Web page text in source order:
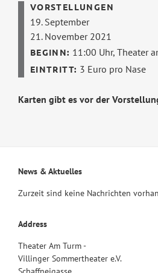
19. September
21. November 2021
11:00 Uhr,Theater
3 Euro pro Nase
Karten gibt es vor der
News & Aktuelles
Zurzeit sind keine Nachrichten
Address
Theater Am Turm -
Villinger Sommertheater e.V.